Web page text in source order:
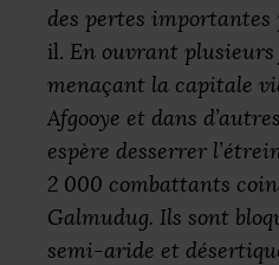
des pertes importantes
il. En ouvrant
menaçant la capitale
Afgooye et dans
espère desserrer
2 000 combattants
Galmudug. Ils sont
semi-aride et